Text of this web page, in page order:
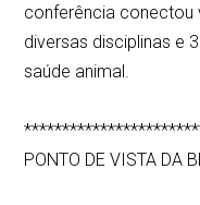
conferência conectou
diversas disciplinas e
saúde animal.
PONTO DE VISTA DA